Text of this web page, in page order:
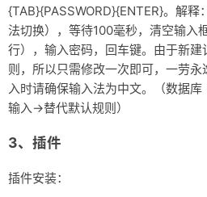
{TAB}{PASSWORD}{ENTER}。解
法切换），等待100毫秒，清空输入
行），输入密码，回车键。由于新
则，所以只需修改一次即可，一劳
入时请确保输入法为中文。（数据
输入→替代默认规则）
3、插件
插件安装：